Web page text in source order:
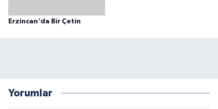
Erzincan'da Bir Çetin
Yorumlar